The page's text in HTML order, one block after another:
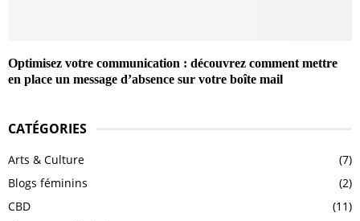
Optimisez votre communication : découvrez comment mettre
en place un message d’absence sur votre boîte mail
CATÉGORIES
Arts & Culture
(7)
Blogs féminins
(2)
CBD
(11)